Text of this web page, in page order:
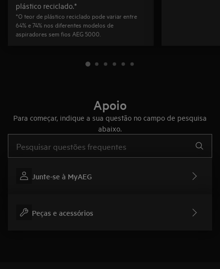
plástico reciclado.*
*O teor de plástico reciclado pode variar entre
64% e 74% nos diferentes modelos de
aspiradores sem fios AEG 5000.
Apoio
Para começar, indique a sua questão no campo de pesquisa
abaixo.
Junte-se à MyAEG
Peças e acessórios